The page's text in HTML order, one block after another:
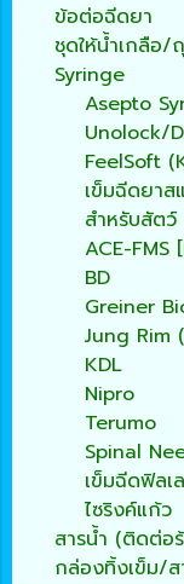
ข้อต่อฉีดยา
ชุดให้น้ำเกลือ/
Syringe
Asepto
Unolock/
FeelSoft
เข็มฉีดยาส
สำหรับสัตว์
ACE-FMS
BD
Greiner
Jung Rim
KDL
Nipro
Terumo
Spinal
เข็มฉีดฟิล
ไซริงค์แก้ว
สารน้ำ (ติดต่อ
กล่องทิ้งเข็ม/